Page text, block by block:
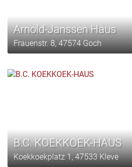
Arnold-Janssen Haus
Frauenstr. 8, 47574 Goch
B.C. KOEKKOEK-HAUS
Koekkoekplatz 1, 47533 Kleve